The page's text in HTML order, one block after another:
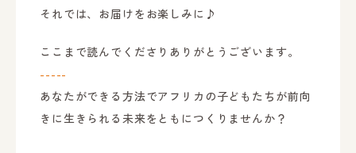
それでは、お届けをお楽しみに♪
ここまで読んでくださりありがとうございます。
-----
あなたができる方法でアフリカの子どもたちが前向
きに生きられる未来をともにつくりませんか？